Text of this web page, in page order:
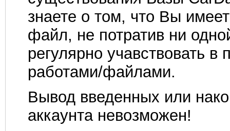
знаете о том, что Вы
файл, не потратив ни
регулярно учавствовать
работами/файлами.
Вывод введенных или
аккаунта невозможен!